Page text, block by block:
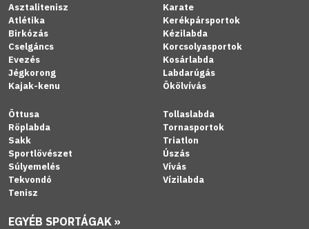
Asztalitenisz
Atlétika
Birkózás
Cselgáncs
Evezés
Jégkorong
Kajak-kenu
Karate
Kerékpársportok
Kézilabda
Korcsolyasportok
Kosárlabda
Labdarúgás
Ökölvívás
Öttusa
Röplabda
Sakk
Sportlövészet
Súlyemelés
Tekvondó
Tenisz
Tollaslabda
Tornasportok
Triatlon
Úszás
Vívás
Vízilabda
EGYÉB SPORTÁGAK »